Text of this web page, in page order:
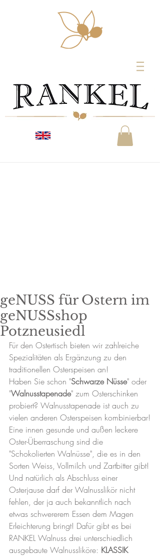
geNUSS für Ostern im
geNUSSshop
Potzneusiedl
Für den Ostertisch bieten wir zahlreiche
Spezialitäten als Ergänzung zu den
traditionellen Osterspeisen an!
Haben Sie schon "Schwarze Nüsse" oder
"Walnusstapenade" zum Osterschinken
probiert? Walnusstapenade ist auch zu
vielen anderen Osterspeisen kombinierbar!
Eine innen gesunde und außen leckere
Oster-Überraschung sind die
"Schokolierten Walnüsse", die es in den
Sorten Weiss, Vollmilch und Zartbitter gibt!
Und natürlich als Abschluss einer
Osterjause darf der Walnusslikör nicht
fehlen, der ja auch bekanntlich nach
etwas schwererem Essen dem Magen
Erleichterung bringt! Dafür gibt es bei
RANKEL Walnuss drei unterschiedlich
ausgebaute Walnussliköre: KLASSIK